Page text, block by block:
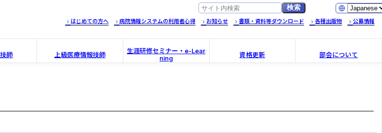
はじめての方へ 病院情報システムの利用者心得 お知らせ 書類・資料等ダウンロード 各種出版物 公募情報
師 上級医療情報技師
生涯研修セミナー・e-Lear
ning
資格更新 部会について